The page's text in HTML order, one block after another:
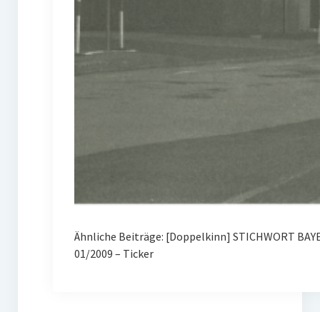
Ähnliche Beiträge: [Doppelkinn] STICHWORT
01/2009 – Ticker